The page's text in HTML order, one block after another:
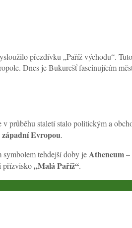
přezdívku „Paříž východu“.
Dnes je Bukurešť fascinujícím
v průběhu staletí stalo politickým a
Evropou.
symbolem tehdejší doby jeAtheneum–
přízvisko„Malá Paříž“.